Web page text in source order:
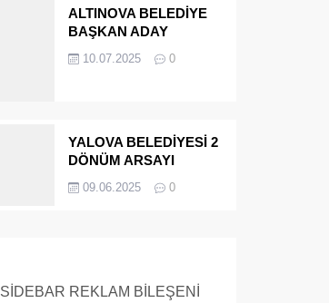
ALTINOVA BELEDİYE
BAŞKAN ADAY
MÜEBBET ALDI FİRAR
10.07.2025 0
YALOVA BELEDİYESİ 2
DÖNÜM ARSAYI
09.06.2025 0
SİDEBAR REKLAM BİLEŞENİ